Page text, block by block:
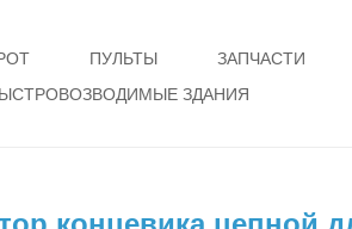
ПУЛЬТЫ ЗАПЧАСТИ
ЗДАНИЯ